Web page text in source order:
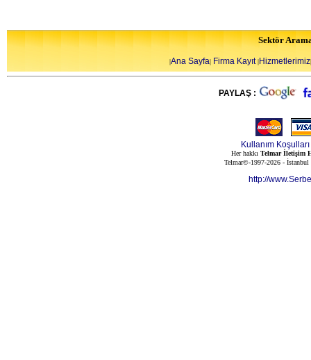
Sektör
|Ana Sayfa| Firma Kayıt|Hizmetlerimiz|
PAYLAŞ :
Kullanım Koşulları
Her hakkı Telmar İletişim
Telmar©-1997-2026 -
http://